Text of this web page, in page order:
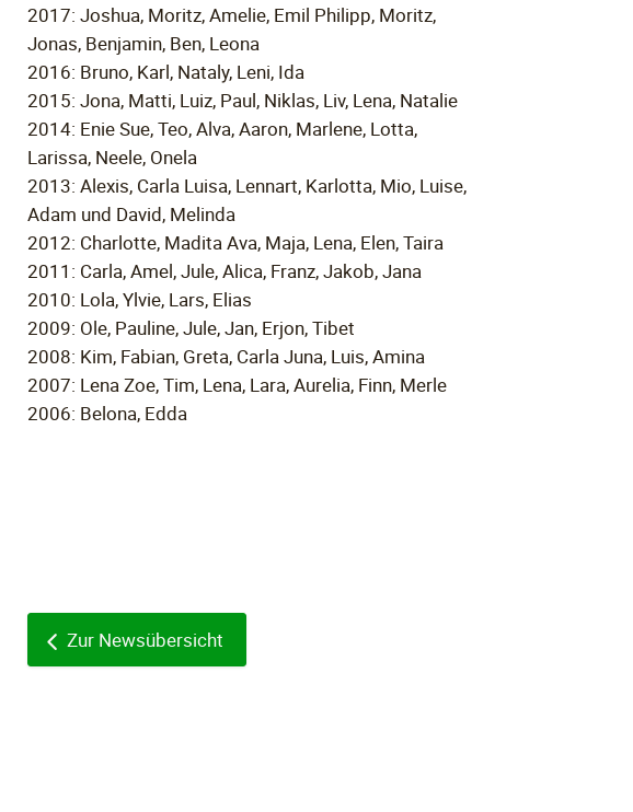
2017: Joshua, Moritz, Amelie, Emil Philipp, Moritz,
Jonas, Benjamin, Ben, Leona
2016: Bruno, Karl, Nataly, Leni, Ida
2015: Jona, Matti, Luiz, Paul, Niklas, Liv, Lena, Natalie
2014: Enie Sue, Teo, Alva, Aaron, Marlene, Lotta,
Larissa, Neele, Onela
2013: Alexis, Carla Luisa, Lennart, Karlotta, Mio, Luise,
Adam und David, Melinda
2012: Charlotte, Madita Ava, Maja, Lena, Elen, Taira
2011: Carla, Amel, Jule, Alica, Franz, Jakob, Jana
2010: Lola, Ylvie, Lars, Elias
2009: Ole, Pauline, Jule, Jan, Erjon, Tibet
2008: Kim, Fabian, Greta, Carla Juna, Luis, Amina
2007: Lena Zoe, Tim, Lena, Lara, Aurelia, Finn, Merle
2006: Belona, Edda
Zur Newsübersicht